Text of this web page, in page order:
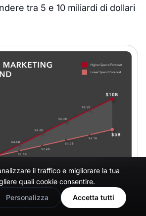
tra 5 e 10 miliardi di dollari
presenta una vera
il traffico e migliorare la tua
quali cookie consentire.
Personalizza Accetta tutti
this site in English?